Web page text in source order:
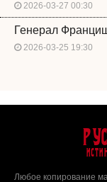
2026-03-27 00:30
Генерал
2026-03-25 19:30
Любое копирование